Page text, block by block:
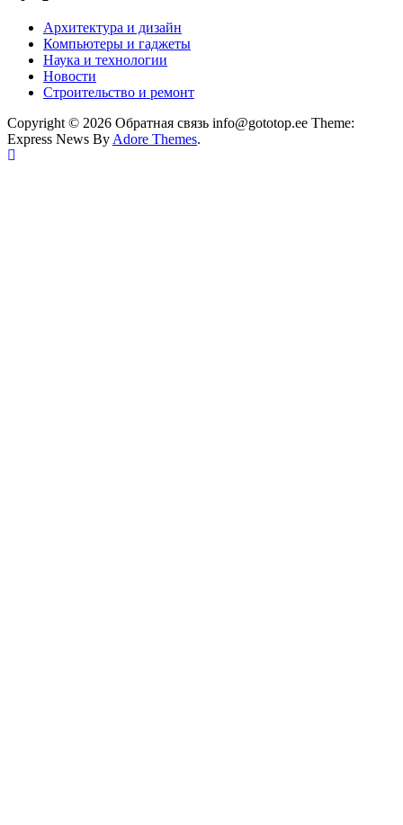
Архитектура и дизайн
Компьютеры и гаджеты
Наука и технологии
Новости
Строительство и ремонт
Copyright © 2026 Обратная связь info@gototop.ee Theme:
Express News By Adore Themes.